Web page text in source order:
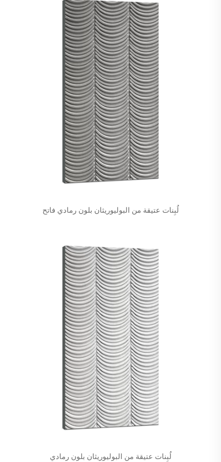
لُبِنات عتيقة من البوليوريثان بلون رمادي فاتح
لُبِنات عتيقة من البوليوريثان بلون رمادي